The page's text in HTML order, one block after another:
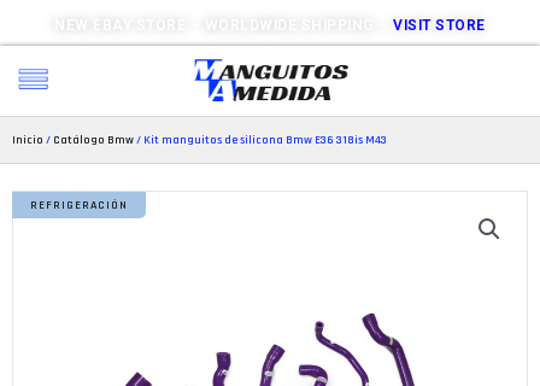
NEW EBAY STORE – WORLDWIDE SHIPPING –VISIT STORE
Inicio / Catálogo Bmw/ Kit manguitos de silicona Bmw E36 318is M43
REFRIGERACIÓN